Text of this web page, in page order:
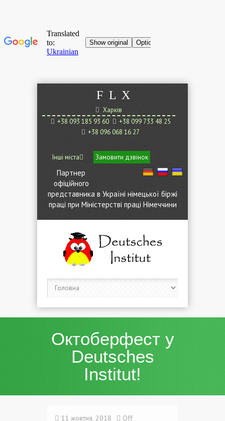
F L X
Харків
+38 093 185 93 60
+38 099 733 48 25
+38 096 068 16 27
Інші міста Замовити дзвінок
Партнер
офіційного
представника в Україні німецької біржі
праці при Міністерстві праці Німеччини
Октоберфест у
Deutsches
Institut!
11 жовтня, 2018 Off